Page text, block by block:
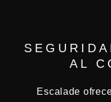
AL
Escalade